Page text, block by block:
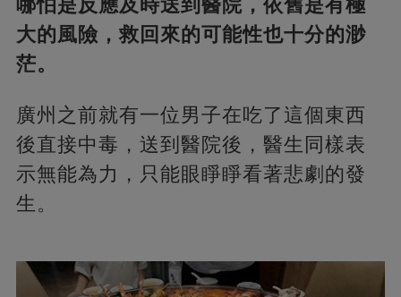
哪怕是反應及時送到醫院，依舊是有極
大的風險，救回來的可能性也十分的渺
茫。
廣州之前就有一位男子在吃了這個東西
後直接中毒，送到醫院後，醫生同樣表
示無能為力，只能眼睜睜看著悲劇的發
生。